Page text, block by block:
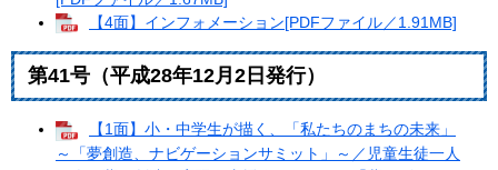
【4面】インフォメーション[PDFファイル／1.91MB]
第41号（平成28年12月2日発行）
【1面】小・中学生が描く、「私たちのまちの未来」
～「夢創造、ナビゲーションサミット」～／児童生徒一人